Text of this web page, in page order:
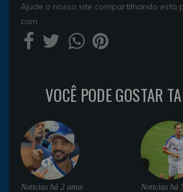
Ajude o nosso site compartilhando esta
com
VOCÊ PODE GOSTAR
Noticias há 2 anos Noticias há